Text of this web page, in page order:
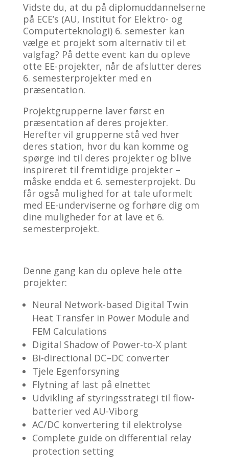
Vidste du, at du på diplomuddannelserne
på ECE’s (AU, Institut for Elektro- og
Computerteknologi) 6. semester kan
vælge et projekt som alternativ til et
valgfag? På dette event kan du opleve
otte EE-projekter, når de afslutter deres
6. semesterprojekter med en
præsentation.
Projektgrupperne laver først en
præsentation af deres projekter.
Herefter vil grupperne stå ved hver
deres station, hvor du kan komme og
spørge ind til deres projekter og blive
inspireret til fremtidige projekter –
måske endda et 6. semesterprojekt. Du
får også mulighed for at tale uformelt
med EE-underviserne og forhøre dig om
dine muligheder for at lave et 6.
semesterprojekt.
Denne gang kan du opleve hele otte
projekter:
Neural Network-based Digital Twin
Heat Transfer in Power Module and
FEM Calculations
Digital Shadow of Power-to-X plant
Bi-directional DC–DC converter
Tjele Egenforsyning
Flytning af last på elnettet
Udvikling af styringsstrategi til flow-
batterier ved AU-Viborg
AC/DC konvertering til elektrolyse
Complete guide on differential relay
protection setting